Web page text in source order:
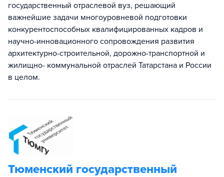
государственный отраслевой вуз, решающий
важнейшие задачи многоуровневой подготовки
конкурентоспособных квалифицированных кадров и
научно-инновационного сопровождения развития
архитектурно-строительной, дорожно-транспортной и
жилищно- коммунальной отраслей Татарстана и России
в целом.
Тюменский государственный